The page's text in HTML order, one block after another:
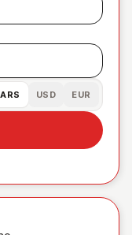
ARS USD EUR